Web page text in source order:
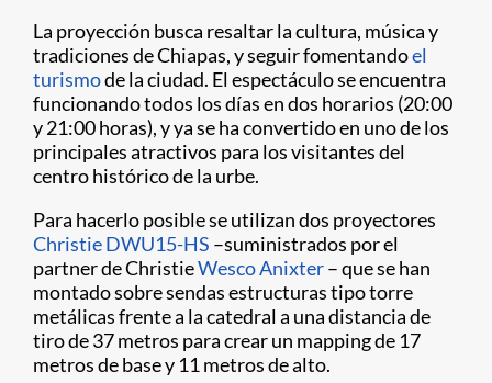
La proyección busca resaltar la cultura, música y
tradiciones de Chiapas, y seguir fomentandoel
turismode la ciudad. El espectáculo se encuentra
funcionando todos los días en dos horarios (20:00
y 21:00 horas), y ya se ha convertido en uno de los
principales atractivos para los visitantes del
centro histórico de la urbe.
Para hacerlo posible se utilizan dos proyectores
Christie DWU15-HS –suministrados por el
partner de ChristieWesco Anixter– que se han
montado sobre sendas estructuras tipo torre
metálicas frente a la catedral a una distancia de
tiro de 37 metros para crear un mapping de 17
metros de base y 11 metros de alto.